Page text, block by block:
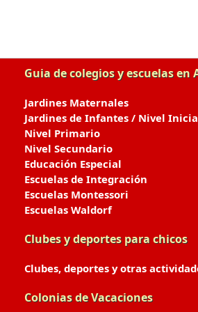
Guia de colegios y escuelas en
Jardines Maternales
Jardines de Infantes / Nivel
Nivel Primario
Nivel Secundario
Educación Especial
Escuelas de Integración
Escuelas Montessori
Escuelas Waldorf
Clubes y deportes para chicos
Clubes, deportes y otras
Colonias de Vacaciones